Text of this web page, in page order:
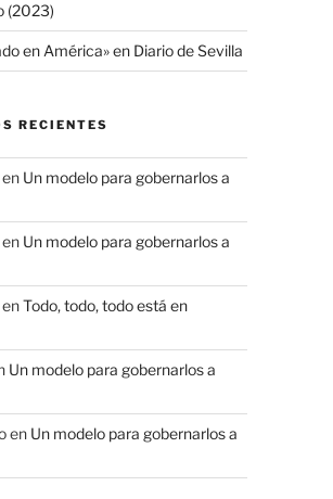
(2023)
en América» en Diario de Sevilla
RECIENTES
Un modelo para gobernarlos a
Un modelo para gobernarlos a
Todo, todo, todo está en
Un modelo para gobernarlos a
en Un modelo para gobernarlos a